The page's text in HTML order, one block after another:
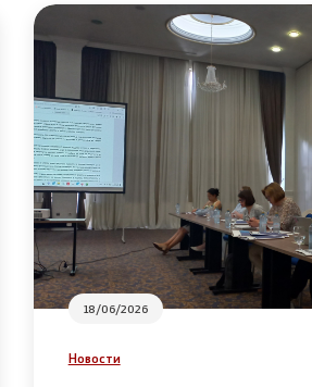
18/06/2026
Новости